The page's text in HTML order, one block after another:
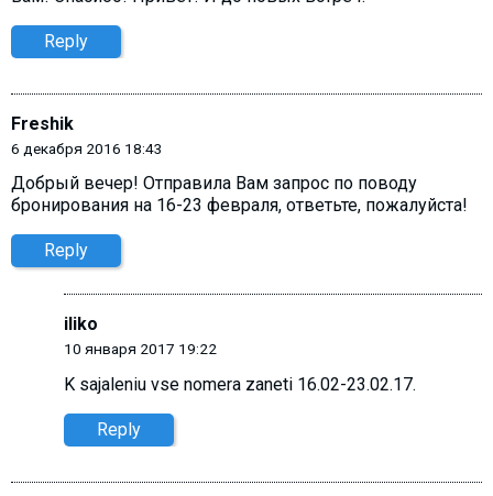
Reply
Freshik
6 декабря 2016 18:43
Добрый вечер! Отправила Вам запрос по поводу
бронирования на 16-23 февраля, ответьте, пожалуйста!
Reply
iliko
10 января 2017 19:22
K sajaleniu vse nomera zaneti 16.02-23.02.17.
Reply